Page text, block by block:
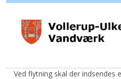
Ved flytning skal der indsendes